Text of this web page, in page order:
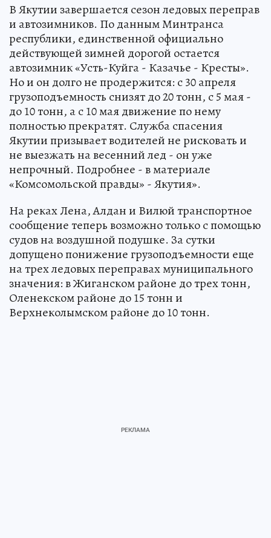
В Якутии завершается сезон ледовых переправ
и автозимников. По данным Минтранса
республики, единственной официально
действующей зимней дорогой остается
автозимник «Усть-Куйга - Казачье - Кресты».
Но и он долго не продержится: с 30 апреля
грузоподъемность снизят до 20 тонн, с 5 мая -
до 10 тонн, а с 10 мая движение по нему
полностью прекратят. Служба спасения
Якутии призывает водителей не рисковать и
не выезжать на весенний лед - он уже
непрочный. Подробнее - в материале
«Комсомольской правды» - Якутия».
На реках Лена, Алдан и Вилюй транспортное
сообщение теперь возможно только с помощью
судов на воздушной подушке. За сутки
допущено понижение грузоподъемности еще
на трех ледовых переправах муниципального
значения: в Жиганском районе до трех тонн,
Оленекском районе до 15 тонн и
Верхнеколымском районе до 10 тонн.